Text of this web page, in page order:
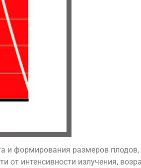
и формирования размеров
от интенсивности излучения,